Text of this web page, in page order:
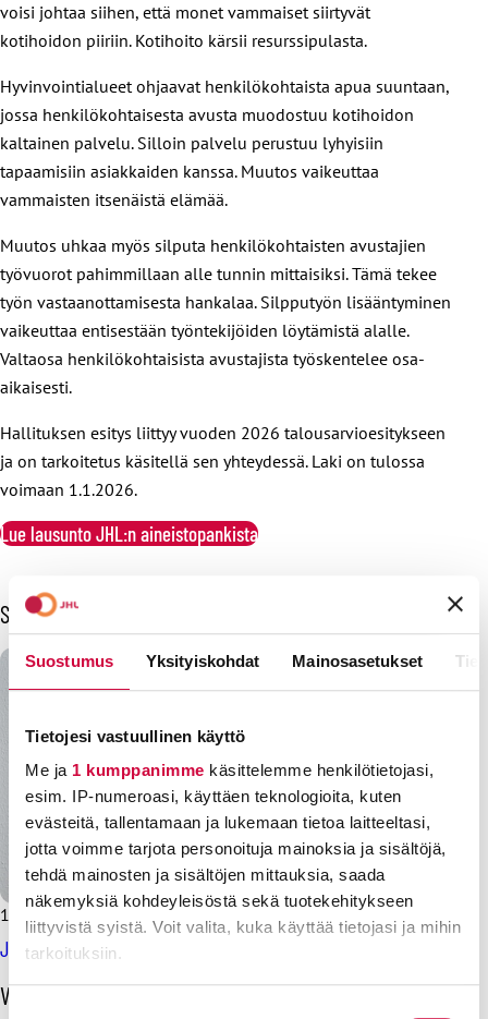
Suostumus Yksityiskohdat Mainosasetukset
Tietojesi vastuullinen käyttö
Me ja 1 kumppanimme käsittelemme henkilötietojasi,
esim. IP-numeroasi, käyttäen teknologioita, kuten
evästeitä, tallentamaan ja lukemaan tietoa laitteeltasi,
jotta voimme tarjota personoituja mainoksia ja sisältöjä,
tehdä mainosten ja sisältöjen mittauksia, saada
näkemyksiä kohdeyleisöstä sekä tuotekehitykseen
liittyvistä syistä. Voit valita, kuka käyttää tietojasi ja mihin
tarkoituksiin.
voisi johtaa siihen, että monet vammaiset siirtyvät
kotihoidon piiriin. Kotihoito kärsii resurssipulasta.
Hyvinvointialueet ohjaavat henkilökohtaista apua suuntaan,
jossa henkilökohtaisesta avusta muodostuu kotihoidon
kaltainen palvelu. Silloin palvelu perustuu lyhyisiin
tapaamisiin asiakkaiden kanssa. Muutos vaikeuttaa
vammaisten itsenäistä elämää.
Muutos uhkaa myös silputa henkilökohtaisten avustajien
työvuorot pahimmillaan alle tunnin mittaisiksi. Tämä tekee
työn vastaanottamisesta hankalaa. Silpputyön lisääntyminen
vaikeuttaa entisestään työntekijöiden löytämistä alalle.
Valtaosa henkilökohtaisista avustajista työskentelee osa-
aikaisesti.
Hallituksen esitys liittyy vuoden 2026 talousarvioesitykseen
ja on tarkoitetus käsitellä sen yhteydessä. Laki on tulossa
voimaan 1.1.2026.
Lue lausunto JHL:n aineistopankista
Sinua voisi kiinnostaa myös
11.11.2024
JHL vastustaa muutoksia vammaispalvelulain soveltamiseen
O
h
Viimeisimmät uutiset